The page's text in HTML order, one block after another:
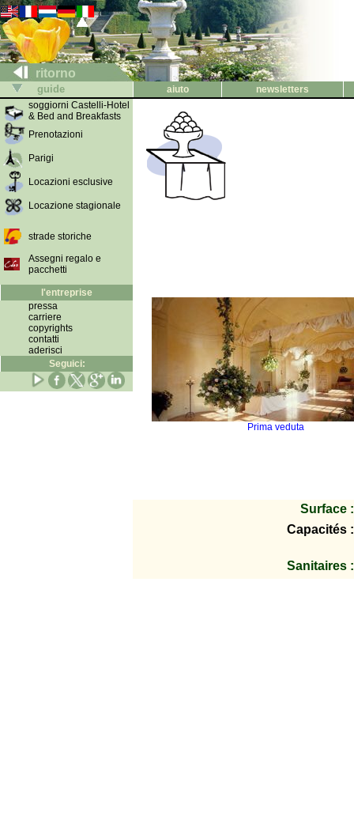
ritorno
guide aiuto
newsletters
soggiorni Castelli-Hotel
& Bed and Breakfasts
Prenotazioni
Parigi
Locazioni esclusive
Locazione stagionale
strade storiche
Assegni regalo e
pacchetti
l'entreprise
pressa
carriere
copyrights
contatti
aderisci
Seguici:
Prima veduta
Surface :
Capacités :
Sanitaires :